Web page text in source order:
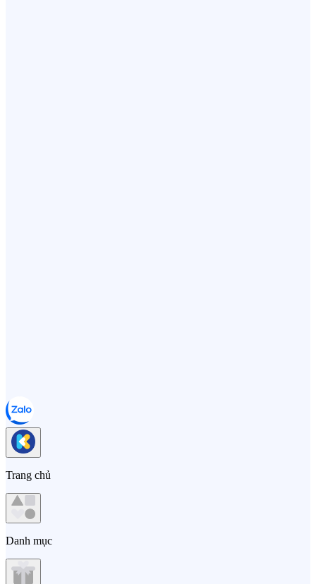
Trang chủ
Danh mục